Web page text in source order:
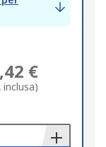
€
inclusa)